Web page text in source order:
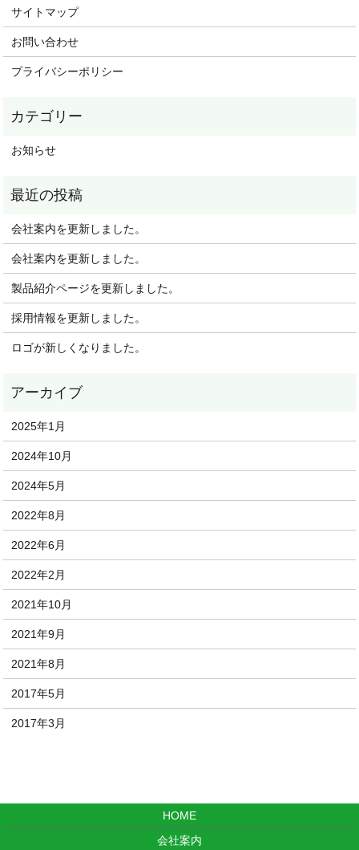
サイトマップ
お問い合わせ
プライバシーポリシー
お知らせ
会社案内を更新しました。
会社案内を更新しました。
製品紹介ページを更新しました。
採用情報を更新しました。
ロゴが新しくなりました。
2025年1月
2024年10月
2024年5月
2022年8月
2022年6月
2022年2月
2021年10月
2021年9月
2021年8月
2017年5月
2017年3月
HOME
会社案内